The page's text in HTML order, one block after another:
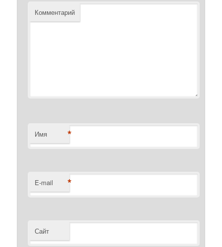
Комментарий
Имя *
E-mail *
Сайт